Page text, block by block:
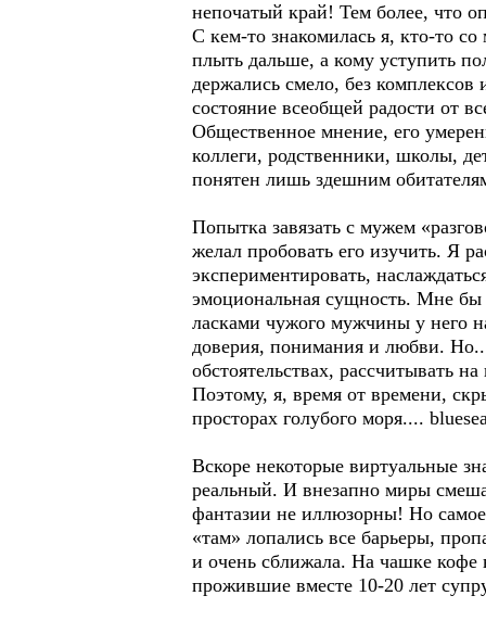
непочатый край! Тем более, что
С кем-то знакомилась я, кто-то
плыть дальше, а кому уступить
держались смело, без
состояние всеобщей радости от
Общественное мнение, его
коллеги, родственники, школы,
понятен лишь здешним
Попытка завязать с мужем
желал пробовать его изучить. Я
экспериментировать,
эмоциональная сущность. Мне бы
ласками чужого мужчины у него
доверия, понимания и любви.
обстоятельствах, рассчитывать
Поэтому, я, время от времени,
просторах голубого моря....
Вскоре некоторые виртуальные
реальный. И внезапно миры
фантазии не иллюзорны! Но
«там» лопались все барьеры,
и очень сближала. На чашке кофе
прожившие вместе 10-20 лет